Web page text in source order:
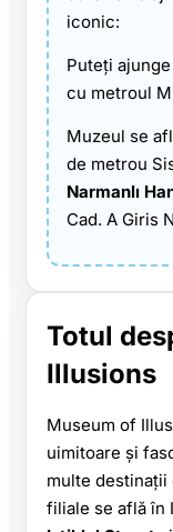
iconic:
Puteți
cu metroul
Muzeul se
de metrou
Narmanlı
Cad. A Giris
Totul
Illusions
Museum of
uimitoare și
multe destinații
filiale se află în